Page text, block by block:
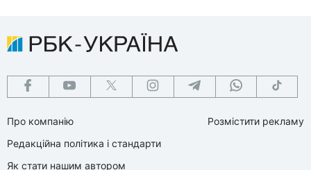
Про компанію
Редакційна політика і стандарти
Як стати нашим автором
Розмістити рекламу